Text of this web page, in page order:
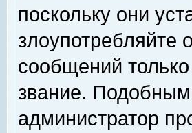
поскольку они
злоупотребляйте
сообщений
звание.
администратор